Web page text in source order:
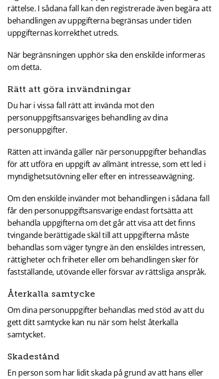
rättelse. I sådana fall kan den registrerade även begära att
behandlingen av uppgifterna begränsas under tiden
uppgifternas korrekthet utreds.
När begränsningen upphör ska den enskilde informeras
om detta.
Rätt att göra invändningar
Du har i vissa fall rätt att invända mot den
personuppgiftsansvariges behandling av dina
personuppgifter.
Rätten att invända gäller när personuppgifter behandlas
för att utföra en uppgift av allmänt intresse, som ett led i
myndighetsutövning eller efter en intresseavvägning.
Om den enskilde invänder mot behandlingen i sådana fall
får den personuppgiftsansvarige endast fortsätta att
behandla uppgifterna om det går att visa att det finns
tvingande berättigade skäl till att uppgifterna måste
behandlas som väger tyngre än den enskildes intressen,
rättigheter och friheter eller om behandlingen sker för
fastställande, utövande eller försvar av rättsliga anspråk.
Återkalla samtycke
Om dina personuppgifter behandlas med stöd av att du
gett ditt samtycke kan nu när som helst återkalla
samtycket.
Skadestånd
En person som har lidit skada på grund av att hans eller